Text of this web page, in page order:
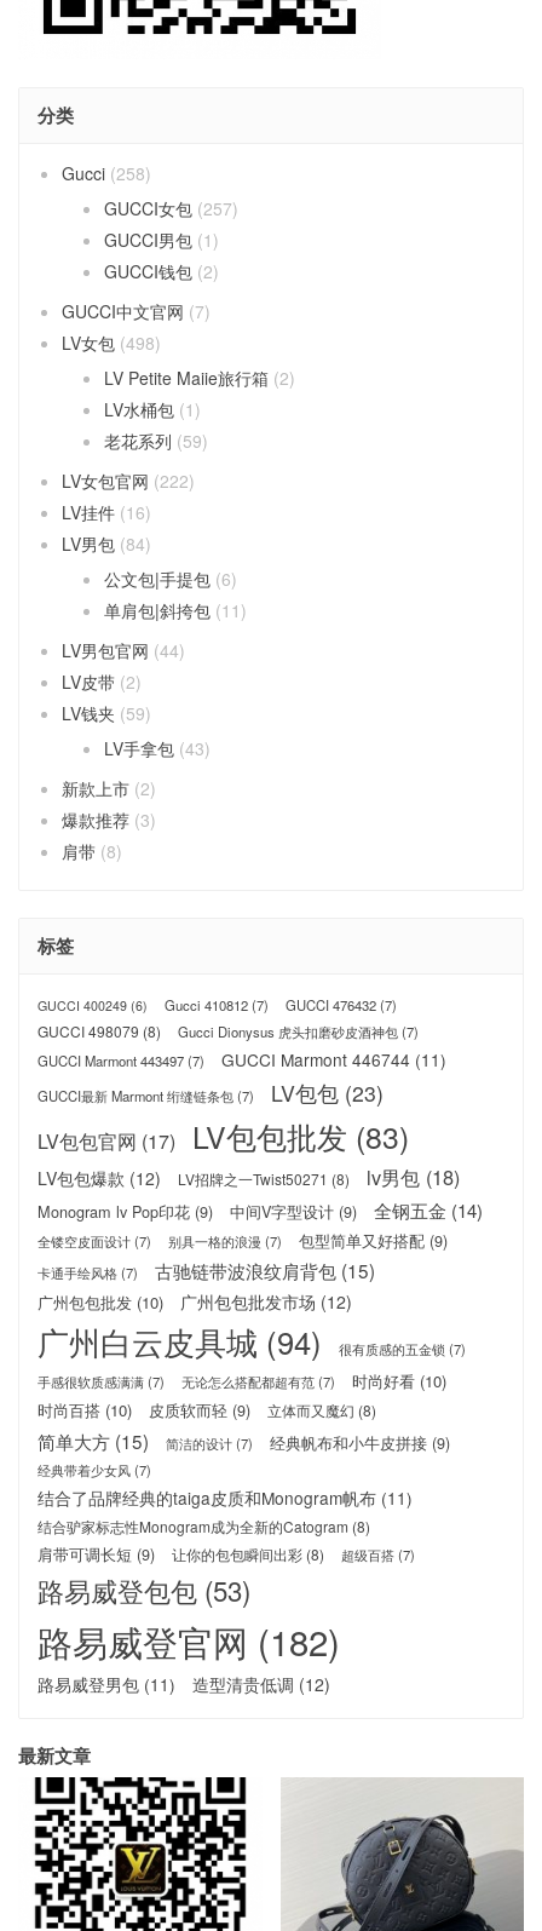
分类
Gucci (258)
GUCCI女包 (257)
GUCCI男包 (1)
GUCCI钱包 (2)
GUCCI中文官网 (7)
LV女包 (498)
LV Petite Maiie旅行箱 (2)
LV水桶包 (1)
老花系列 (59)
LV女包官网 (222)
LV挂件 (16)
LV男包 (84)
公文包|手提包 (6)
单肩包|斜挎包 (11)
LV男包官网 (44)
LV皮带 (2)
LV钱夹 (59)
LV手拿包 (43)
新款上市 (2)
爆款推荐 (3)
肩带 (8)
标签
GUCCI 400249 (6) Gucci 410812(7) GUCCI 476432(7)
GUCCI 498079 (8) Gucci Dionysus 虎头扣磨砂皮酒神包(7)
GUCCI Marmont 443497(7) GUCCI Marmont 446744 (11)
GUCCI最新 Marmont 绗缝链条包(7) LV包包 (23)
LV包包官网 (17) LV包包批发 (83)
LV包包爆款 (12) LV招牌之一Twist50271 (8) lv男包 (18)
Monogram lv Pop印花 (9) 中间V字型设计 (9) 全钢五金 (14)
全镂空皮面设计(7) 别具一格的浪漫 (7) 包型简单又好搭配 (9)
卡通手绘风格(7) 古驰链带波浪纹肩背包 (15)
广州包包批发 (10) 广州包包批发市场 (12)
广州白云皮具城 (94) 很有质感的五金锁 (7)
手感很软质感满满(7) 无论怎么搭配都超有范(7) 时尚好看 (10)
时尚百搭 (10) 皮质软而轻 (9) 立体而又魔幻 (8)
简单大方 (15) 简洁的设计(7) 经典帆布和小牛皮拼接 (9)
经典带着少女风(7)
结合了品牌经典的taiga皮质和Monogram帆布 (11)
结合驴家标志性Monogram成为全新的Catogram (8)
肩带可调长短 (9) 让你的包包瞬间出彩 (8) 超级百搭(7)
路易威登包包 (53)
路易威登官网 (182)
路易威登男包 (11) 造型清贵低调 (12)
最新文章